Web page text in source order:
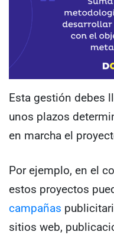
Esta gestión debes
unos plazos
en marcha el
Por ejemplo, en el
estos proyectos
campañas
sitios web,